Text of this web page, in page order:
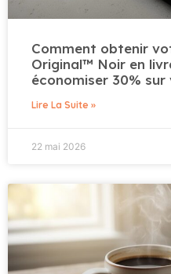
Comment obtenir
Original™ Noir en
économiser 30%
Lire La Suite »
22 mai 2026